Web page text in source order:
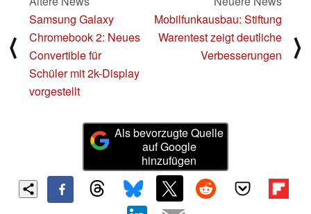
⟨
Samsung Galaxy
Chromebook 2: Neues
Convertible für
Schüler mit 2k-Display
vorgestellt
Mobilfunkausbau: Stiftung
Warentest zeigt deutliche
Verbesserungen
⟩
Als bevorzugte Quelle
auf Google
hinzufügen